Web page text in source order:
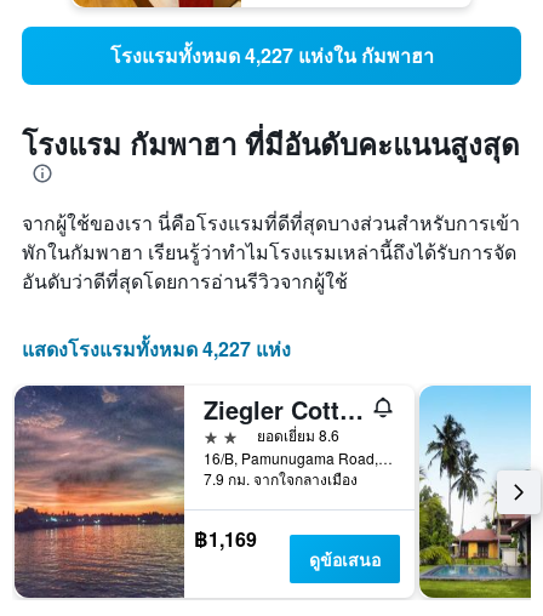
โรงแรมทั้งหมด 4,227 แห่งใน กัมพาฮา
โรงแรม กัมพาฮา ที่มีอันดับคะแนนสูงสุด
จากผู้ใช้ของเรา นี่คือโรงแรมที่ดีที่สุดบางส่วนสำหรับการเข้า
พักในกัมพาฮา เรียนรู้ว่าทำไมโรงแรมเหล่านี้ถึงได้รับการจัด
อันดับว่าดีที่สุดโดยการอ่านรีวิวจากผู้ใช้
แสดงโรงแรมทั้งหมด 4,227 แห่ง
Ziegler Cottage
2 ดาว
ยอดเยี่ยม 8.6
16/B, Pamunugama Road, Rajawaththa, Dungalpitiya, เนกอมโบ, ศรีลังกา
7.9 กม. จากใจกลางเมือง
฿1,169
ดูข้อเสนอ